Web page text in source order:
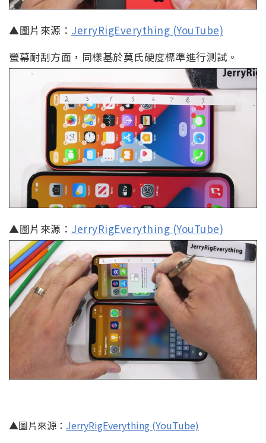
▲圖片來源： JerryRigEverything (YouTube)
螢幕耐刮方面，同樣基於莫氏硬度標準進行測試。
▲圖片來源： JerryRigEverything (YouTube)
▲圖片來源： JerryRigEverything (YouTube)